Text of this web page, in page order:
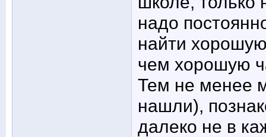
надо
найти
чем хорошую
Тем не менее
нашли),
далеко не в